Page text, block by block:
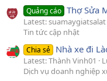
Quảng cáo Thợ Sửa
Latest: suamaygiatsalat
Tin tức cập nhật
Chia sẻ Nhà xe đi
Latest: Thành Vinh01
Dịch vụ doanh nghiệp